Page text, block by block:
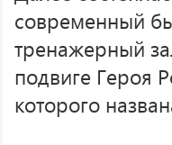
современный
тренажерный
подвиге Героя
которого